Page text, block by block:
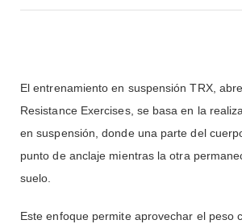
El entrenamiento en suspensión TRX,
Resistance Exercises, se basa en la
en suspensión, donde una parte del
punto de anclaje mientras la otra
suelo.
Este enfoque permite aprovechar el peso